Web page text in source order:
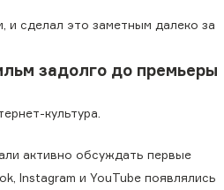
и сделал это заметным далеко за
задолго до премьеры
культура.
активно обсуждать первые
Instagram и YouTube появлялись